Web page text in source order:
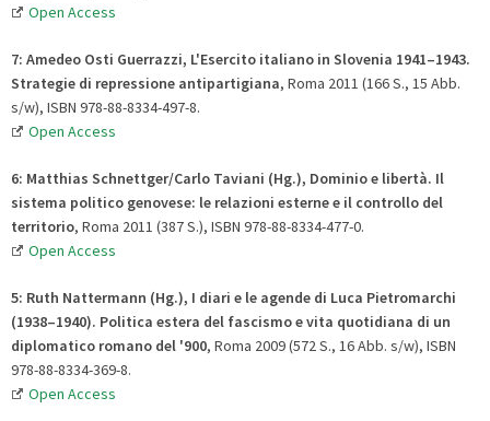
Open Access
7: Amedeo Osti Guerrazzi, L'Esercito italiano in Slovenia 1941–1943.
Strategie di repressione antipartigiana, Roma 2011 (166 S., 15 Abb.
s/w), ISBN 978-88-8334-497-8.
Open Access
6: Matthias Schnettger/Carlo Taviani (Hg.), Dominio e libertà. Il
sistema politico genovese: le relazioni esterne e il controllo del
territorio, Roma 2011 (387 S.), ISBN 978-88-8334-477-0.
Open Access
5: Ruth Nattermann (Hg.), I diari e le agende di Luca Pietromarchi
(1938–1940). Politica estera del fascismo e vita quotidiana di un
diplomatico romano del '900, Roma 2009 (572 S., 16 Abb. s/w), ISBN
978-88-8334-369-8.
Open Access